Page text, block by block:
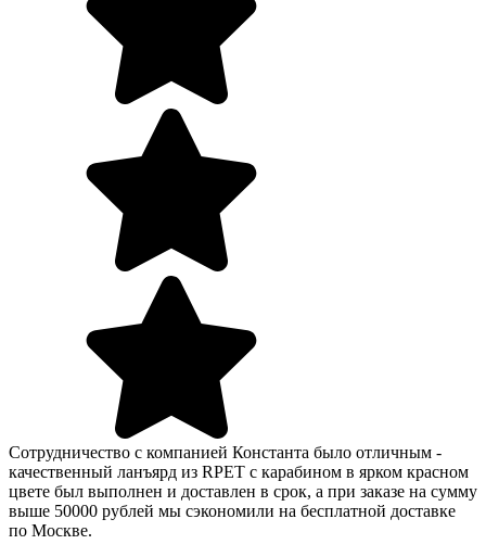
Сотрудничество с компанией Константа было отличным -
качественный ланъярд из RPET с карабином в ярком красном
цвете был выполнен и доставлен в срок, а при заказе на сумму
выше 50000 рублей мы сэкономили на бесплатной доставке
по Москве.